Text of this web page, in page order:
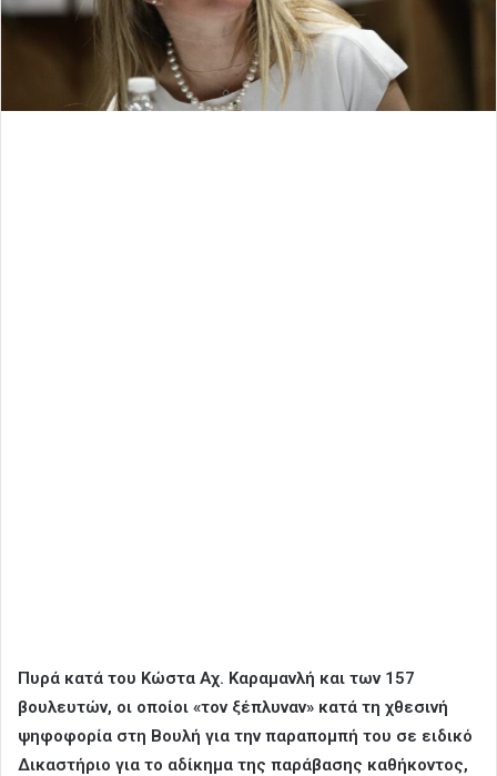
Πυρά κατά του Κώστα Αχ. Καραμανλή και των 157
βουλευτών, οι οποίοι «τον ξέπλυναν» κατά τη χθεσινή
ψηφοφορία στη Βουλή για την παραπομπή του σε ειδικό
Δικαστήριο για το αδίκημα της παράβασης καθήκοντος,